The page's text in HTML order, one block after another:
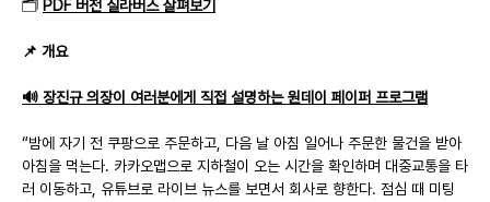
🗂️ PDF 버전 실라버스 살펴보기
📌 개요
🔊 장진규 의장이 여러분에게 직접 설명하는 원데이 페이퍼 프로그램
“밤에 자기 전 쿠팡으로 주문하고, 다음 날 아침 일어나 주문한 물건을 받아
아침을 먹는다. 카카오맵으로 지하철이 오는 시간을 확인하며 대중교통을 타
러 이동하고, 유튜브로 라이브 뉴스를 보면서 회사로 향한다. 점심 때 미팅